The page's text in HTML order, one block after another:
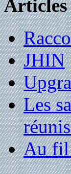
Articles
JHIN
Les
Au fil